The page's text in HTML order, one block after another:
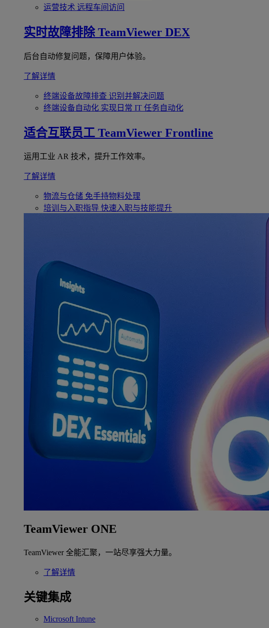
运营技术 远程车间访问
实时故障排除 TeamViewer DEX
后台自动修复问题，保障用户体验。
了解详情
终端设备故障排查 识别并解决问题
终端设备自动化 实现日常 IT 任务自动化
适合互联员工 TeamViewer Frontline
运用工业 AR 技术，提升工作效率。
了解详情
物流与仓储 免手持物料处理
培训与入职指导 快速入职与技能提升
TeamViewer ONE
TeamViewer 全能汇聚，一站尽享强大力量。
了解详情
关键集成
Microsoft Intune